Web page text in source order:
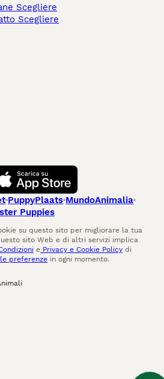
Scegliere
Scegliere
PuppyPlaats MundoAnimalia
Puppies
su questo sito per migliorare la tua
sito Web e di altri servizi implica
e Privacy e Cookie Policy di
preferenze in ogni momento.